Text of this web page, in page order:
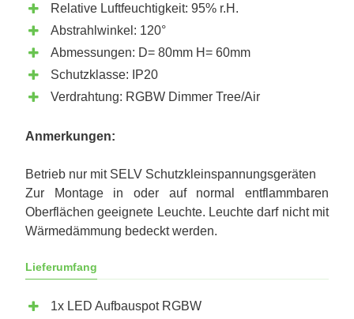
Relative Luftfeuchtigkeit: 95% r.H.
Abstrahlwinkel: 120°
Abmessungen: D= 80mm H= 60mm
Schutzklasse: IP20
Verdrahtung: RGBW Dimmer Tree/Air
Anmerkungen:
Betrieb nur mit SELV Schutzkleinspannungsgeräten
Zur Montage in oder auf normal entflammbaren
Oberflächen geeignete Leuchte. Leuchte darf nicht mit
Wärmedämmung bedeckt werden.
Lieferumfang
1x LED Aufbauspot RGBW